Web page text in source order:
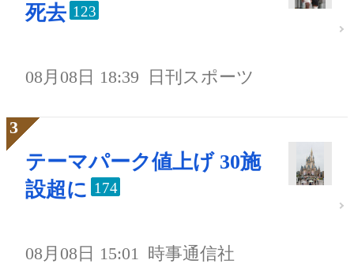
死去 123
08月08日 18:39 日刊スポーツ
テーマパーク値上げ 30施
設超に 174
08月08日 15:01 時事通信社